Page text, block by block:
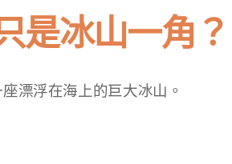
是冰山一角？
漂浮在海上的巨大冰山。